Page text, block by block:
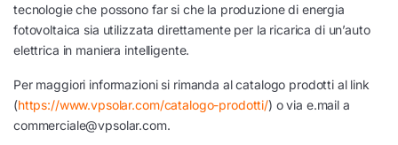
tecnologie che possono far si che la produzione di energia
fotovoltaica sia utilizzata direttamente per la ricarica di un’auto
elettrica in maniera intelligente.
Per maggiori informazioni si rimanda al catalogo prodotti al link
(https://www.vpsolar.com/catalogo-prodotti/) o via e.mail a
commerciale@vpsolar.com.